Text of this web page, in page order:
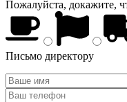
Пожалуйста, докажите,
Письмо директору